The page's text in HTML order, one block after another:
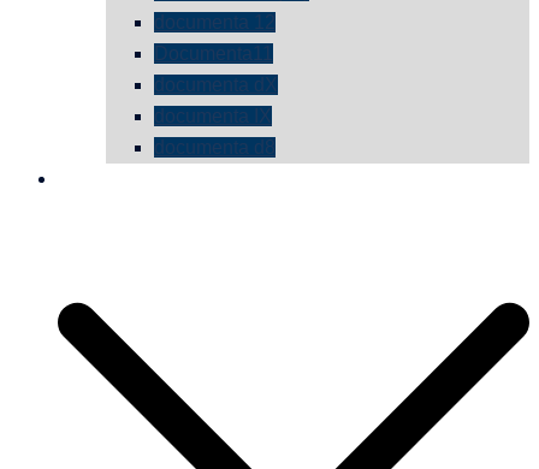
documenta 12
Documenta11
documenta dX
documenta IX
documenta d8